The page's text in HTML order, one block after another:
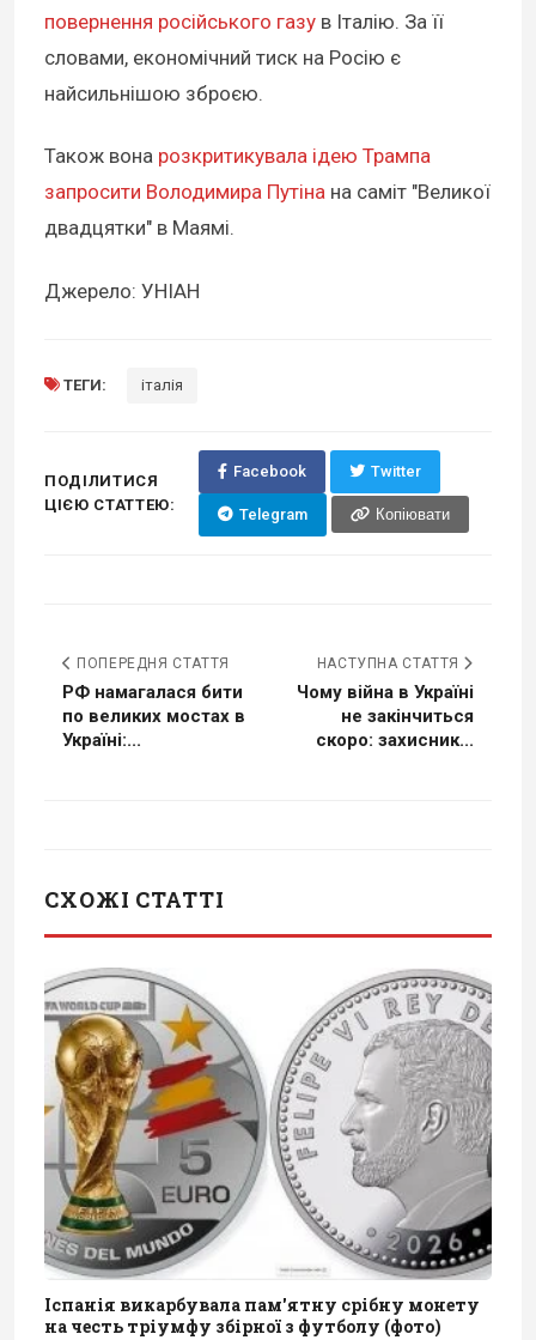
повернення російського газу в Італію. За її
словами, економічний тиск на Росію є
найсильнішою зброєю.
Також вона розкритикувала ідею Трампа
запросити Володимира Путіна на саміт "Великої
двадцятки" в Маямі.
Джерело: УНІАН
ТЕГИ: італія
ПОДІЛИТИСЯ
ЦІЄЮ СТАТТЕЮ:
Facebook Twitter
Telegram Копіювати
ПОПЕРЕДНЯ СТАТТЯ
РФ намагалася бити
по великих мостах в
Україні:...
НАСТУПНА СТАТТЯ
Чому війна в Україні
не закінчиться
скоро: захисник...
СХОЖІ СТАТТІ
Іспанія викарбувала пам'ятну срібну монету
на честь тріумфу збірної з футболу (фото)